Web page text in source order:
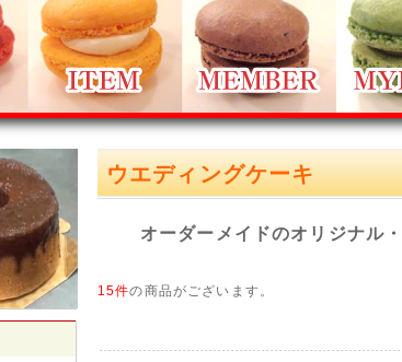
ウエディングケーキ
オーダーメイドのオリジナル
15件の商品がございます。